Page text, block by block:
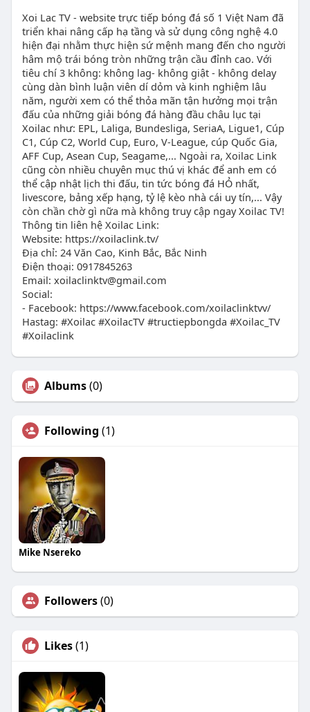
Xoi Lac TV - website trực tiếp bóng đá số 1 Việt Nam đã
triển khai nâng cấp hạ tầng và sử dụng công nghệ 4.0
hiện đại nhằm thực hiện sứ mệnh mang đến cho người
hâm mộ trái bóng tròn những trận cầu đỉnh cao. Với
tiêu chí 3 không: không lag- không giật - không delay
cùng dàn bình luận viên dí dỏm và kinh nghiệm lâu
năm, người xem có thể thỏa mãn tận hưởng mọi trận
đấu của những giải bóng đá hàng đầu châu lục tại
Xoilac như: EPL, Laliga, Bundesliga, SeriaA, Ligue1, Cúp
C1, Cúp C2, World Cup, Euro, V-League, cúp Quốc Gia,
AFF Cup, Asean Cup, Seagame,... Ngoài ra, Xoilac Link
cũng còn nhiều chuyên mục thú vị khác để anh em có
thể cập nhật lịch thi đấu, tin tức bóng đá HỎ nhất,
livescore, bảng xếp hạng, tỷ lệ kèo nhà cái uy tín,... Vậy
còn chần chờ gì nữa mà không truy cập ngay Xoilac TV!
Thông tin liên hệ Xoilac Link:
Website: https://xoilaclink.tv/
Địa chỉ: 24 Văn Cao, Kinh Bắc, Bắc Ninh
Điện thoại: 0917845263
Email: xoilaclinktv@gmail.com
Social:
- Facebook: https://www.facebook.com/xoilaclinktvv/
Hastag: #Xoilac #XoilacTV #tructiepbongda #Xoilac_TV
#Xoilaclink
Albums(0)
Following (1)
Mike Nsereko
Followers(0)
Likes(1)